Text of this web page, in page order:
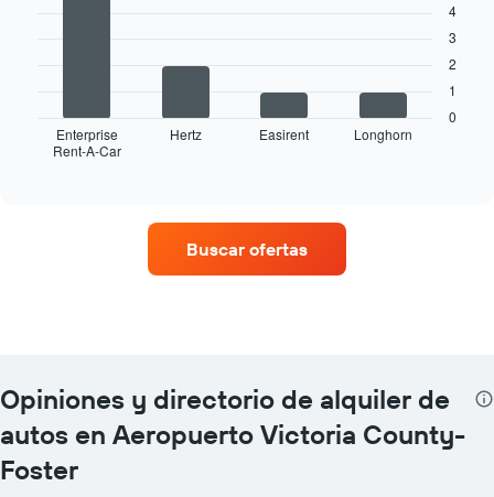
gráfico
muestra
gráfico
muestra
1
eje
X
Enterprise
Rent-A-Car
Hertz Easirent Longhorn
0
1
2
3
4
Buscar ofertas
Opiniones y directorio de alquiler de
autos en Aeropuerto Victoria County-
Foster